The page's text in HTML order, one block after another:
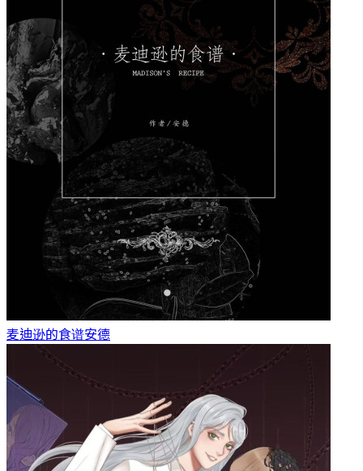
麦迪逊的食谱安德